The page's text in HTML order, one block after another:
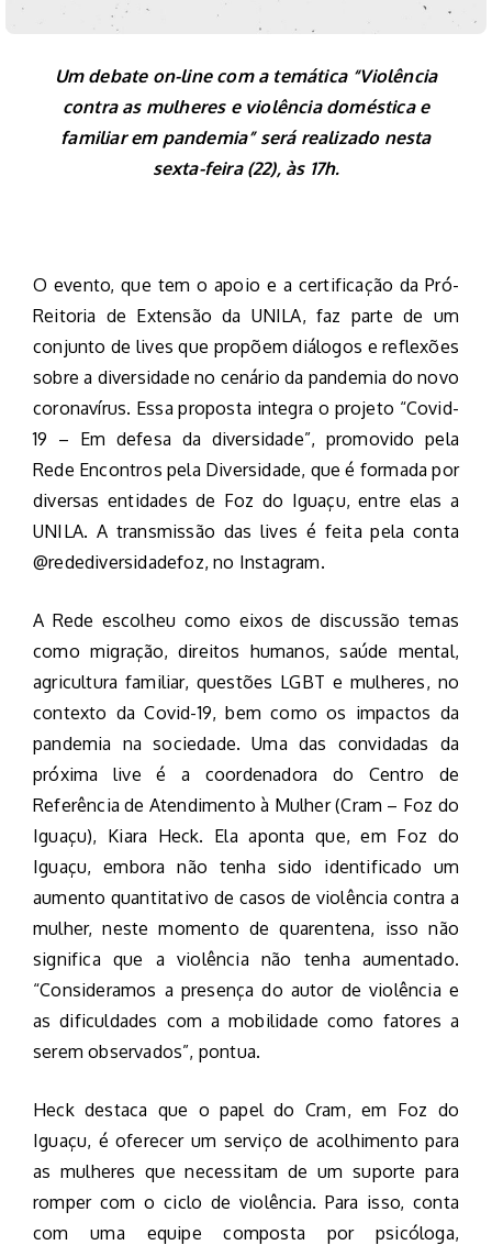
Um debate on-line com a temática “Violência
contra as mulheres e violência doméstica e
familiar em pandemia” será realizado nesta
sexta-feira (22), às 17h.
O evento, que tem o apoio e a certificação da Pró-
Reitoria de Extensão da UNILA, faz parte de um
conjunto de lives que propõem diálogos e reflexões
sobre a diversidade no cenário da pandemia do novo
coronavírus. Essa proposta integra o projeto “Covid-
19 – Em defesa da diversidade”, promovido pela
Rede Encontros pela Diversidade, que é formada por
diversas entidades de Foz do Iguaçu, entre elas a
UNILA. A transmissão das lives é feita pela conta
@redediversidadefoz, no Instagram.
A Rede escolheu como eixos de discussão temas
como migração, direitos humanos, saúde mental,
agricultura familiar, questões LGBT e mulheres, no
contexto da Covid-19, bem como os impactos da
pandemia na sociedade. Uma das convidadas da
próxima live é a coordenadora do Centro de
Referência de Atendimento à Mulher (Cram – Foz do
Iguaçu), Kiara Heck. Ela aponta que, em Foz do
Iguaçu, embora não tenha sido identificado um
aumento quantitativo de casos de violência contra a
mulher, neste momento de quarentena, isso não
significa que a violência não tenha aumentado.
“Consideramos a presença do autor de violência e
as dificuldades com a mobilidade como fatores a
serem observados”, pontua.
Heck destaca que o papel do Cram, em Foz do
Iguaçu, é oferecer um serviço de acolhimento para
as mulheres que necessitam de um suporte para
romper com o ciclo de violência. Para isso, conta
com uma equipe composta por psicóloga,